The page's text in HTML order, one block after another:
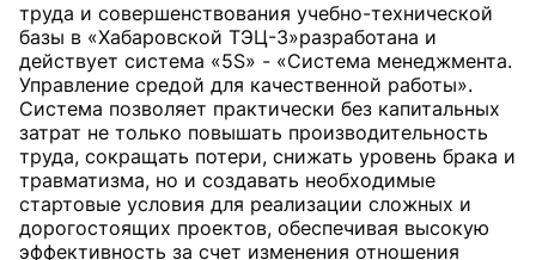
труда и совершенствования учебно-технической
базы в «Хабаровской ТЭЦ-3»разработана и
действует система «5S» - «Система менеджмента.
Управление средой для качественной работы».
Система позволяет практически без капитальных
затрат не только повышать производительность
труда, сокращать потери, снижать уровень брака и
травматизма, но и создавать необходимые
стартовые условия для реализации сложных и
дорогостоящих проектов, обеспечивая высокую
эффективность за счет изменения отношения